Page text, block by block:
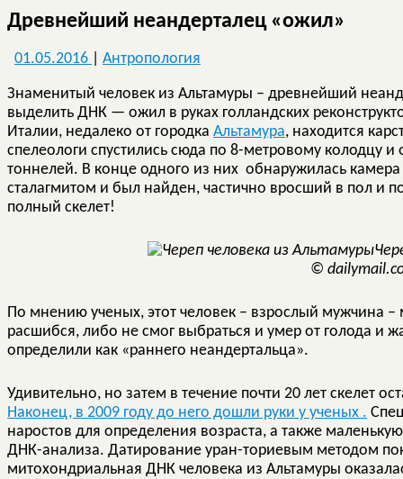
Древнейший неандерталец «ожил»
01.05.2016 Антропология
Знаменитый человек из Альтамуры – древнейший
выделить ДНК — ожил в руках голландских
Италии, недалеко от городка Альтамура, находится
спелеологи спустились сюда по 8-метровому колодцу
тоннелей. В конце одного из них обнаружилась
сталагмитом и был найден, частично вросший в пол и
полный скелет!
©
По мнению ученых, этот человек – взрослый мужчина –
расшибся, либо не смог выбраться и умер от голода и
определили как «раннего неандертальца».
Удивительно, но затем в течение почти 20 лет скелет
Наконец, в 2009 году до него дошли руки у ученых .
наростов для определения возраста, а также
ДНК-анализа. Датирование уран-ториевым методом
митохондриальная ДНК человека из Альтамуры